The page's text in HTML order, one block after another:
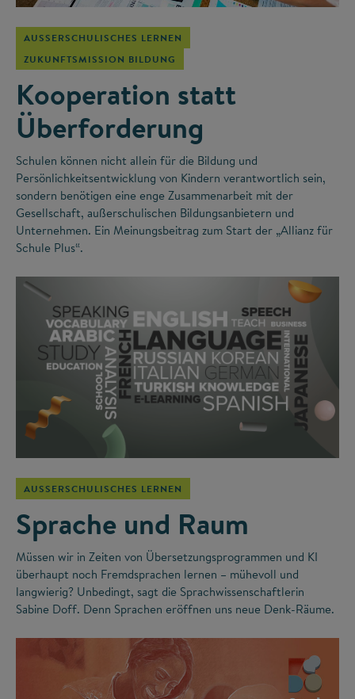
AUSSERSCHULISCHES LERNEN
ZUKUNFTSMISSION BILDUNG
Kooperation statt
Überforderung
Schulen können nicht allein für die Bildung und
Persönlichkeitsentwicklung von Kindern verantwortlich sein,
sondern benötigen eine enge Zusammenarbeit mit der
Gesellschaft, außerschulischen Bildungsanbietern und
Unternehmen. Ein Meinungsbeitrag zum Start der „Allianz für
Schule Plus“.
AUSSERSCHULISCHES LERNEN
Sprache und Raum
Müssen wir in Zeiten von Übersetzungsprogrammen und KI
überhaupt noch Fremdsprachen lernen – mühevoll und
langwierig? Unbedingt, sagt die Sprachwissenschaftlerin
Sabine Doff. Denn Sprachen eröffnen uns neue Denk-Räume.